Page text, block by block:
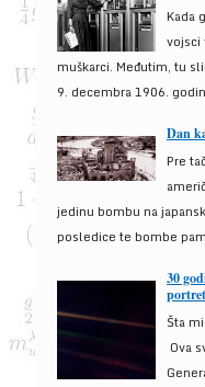
Kada
vojsci
muškarci. Međutim, tu
9. decembra 1906.
Dan
Pre
jedinu bombu na
posledice te bombe
30
Šta
Ova